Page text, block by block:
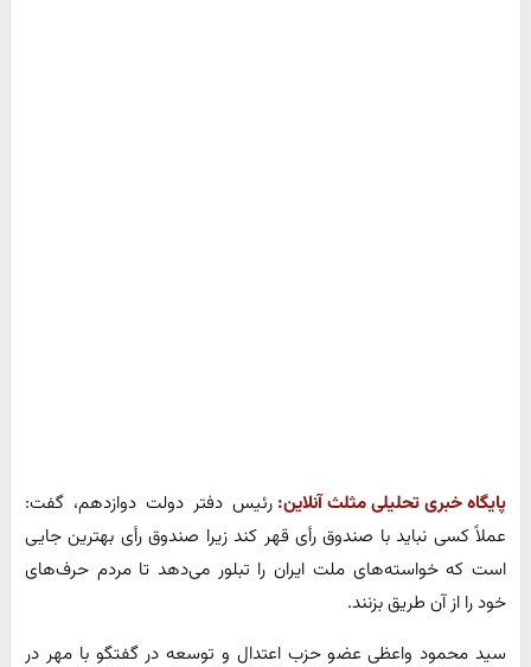
پایگاه خبری تحلیلی مثلث آنلاین: رئیس دفتر دولت دوازدهم، گفت:
عملاً کسی نباید با صندوق رأی قهر کند زیرا صندوق رأی بهترین جایی
است که خواسته‌های ملت ایران را تبلور می‌دهد تا مردم حرف‌های
خود را از آن طریق بزنند.
سید محمود واعظی عضو حزب اعتدال و توسعه در گفتگو با مهر در